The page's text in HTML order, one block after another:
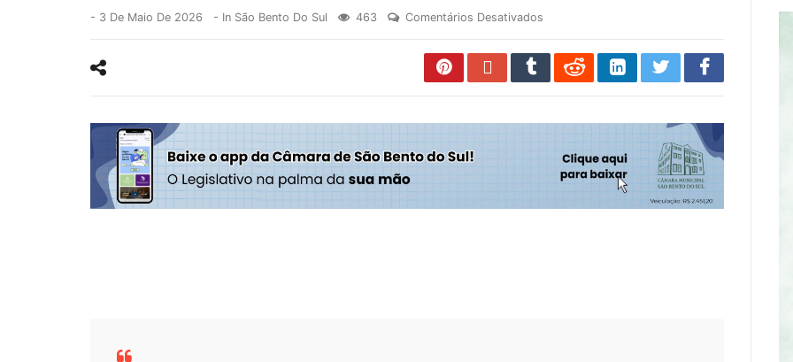
- 3 De Maio De 2026 - In São Bento Do Sul 463 Comentários Desativados